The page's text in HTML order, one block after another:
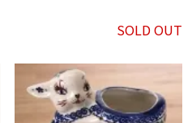
SOLD OUT